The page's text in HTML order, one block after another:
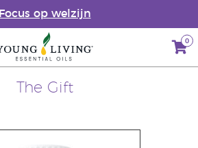
Focus op welzijn
0
The Gift